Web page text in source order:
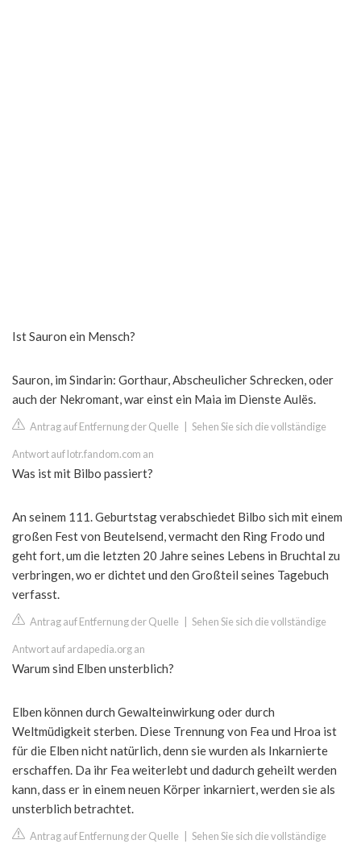
Ist Sauron ein Mensch?
Sauron, im Sindarin: Gorthaur, Abscheulicher Schrecken, oder
auch der Nekromant, war einst ein Maia im Dienste Aulës.
Antrag auf Entfernung der Quelle Sehen Sie sich die vollständige
Antwort auf lotr.fandom.com an
Was ist mit Bilbo passiert?
An seinem 111. Geburtstag verabschiedet Bilbo sich mit einem
großen Fest von Beutelsend, vermacht den Ring Frodo und
geht fort, um die letzten 20 Jahre seines Lebens in Bruchtal zu
verbringen, wo er dichtet und den Großteil seines Tagebuch
verfasst.
Antrag auf Entfernung der Quelle Sehen Sie sich die vollständige
Antwort auf ardapedia.org an
Warum sind Elben unsterblich?
Elben können durch Gewalteinwirkung oder durch
Weltmüdigkeit sterben. Diese Trennung von Fea und Hroa ist
für die Elben nicht natürlich, denn sie wurden als Inkarnierte
erschaffen. Da ihr Fea weiterlebt und dadurch geheilt werden
kann, dass er in einem neuen Körper inkarniert, werden sie als
unsterblich betrachtet.
Antrag auf Entfernung der Quelle Sehen Sie sich die vollständige